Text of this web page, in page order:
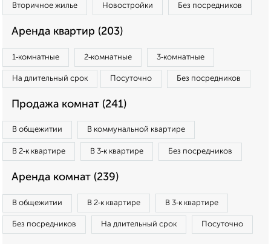
Вторичное жилье Новостройки Без посредников
Аренда квартир (203)
1‑комнатные 2‑комнатные 3‑комнатные
На длительный срок Посуточно Без посредников
Продажа комнат (241)
В общежитии В коммунальной квартире
В 2‑к квартире В 3‑к квартире Без посредников
Аренда комнат (239)
В общежитии В 2‑к квартире В 3‑к квартире
Без посредников На длительный срок Посуточно